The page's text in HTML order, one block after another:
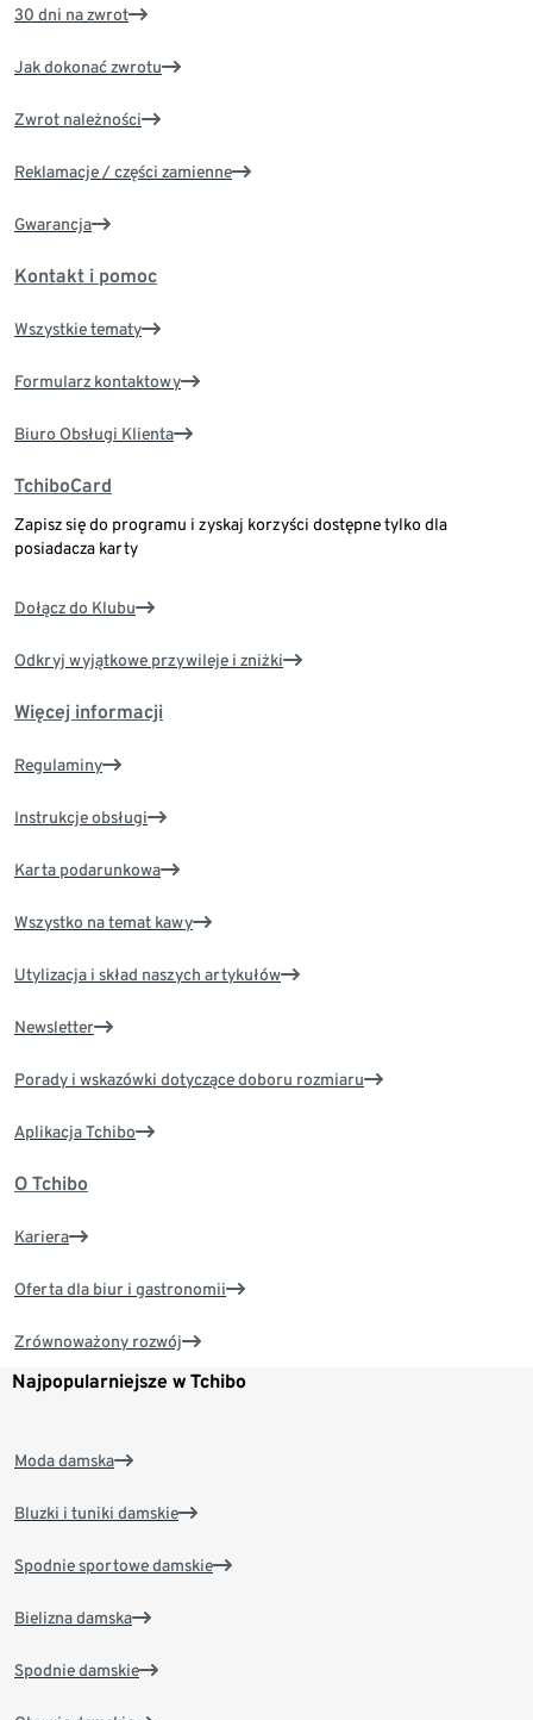
30 dni na zwrot
Jak dokonać zwrotu
Zwrot należności
Reklamacje / części zamienne
Gwarancja
Kontakt i pomoc
Wszystkie tematy
Formularz kontaktowy
Biuro Obsługi Klienta
TchiboCard
Zapisz się do programu i zyskaj korzyści dostępne tylko dla
posiadacza karty
Dołącz do Klubu
Odkryj wyjątkowe przywileje i zniżki
Więcej informacji
Regulaminy
Instrukcje obsługi
Karta podarunkowa
Wszystko na temat kawy
Utylizacja i skład naszych artykułów
Newsletter
Porady i wskazówki dotyczące doboru rozmiaru
Aplikacja Tchibo
O Tchibo
Kariera
Oferta dla biur i gastronomii
Zrównoważony rozwój
Najpopularniejsze w Tchibo
Moda damska
Bluzki i tuniki damskie
Spodnie sportowe damskie
Bielizna damska
Spodnie damskie